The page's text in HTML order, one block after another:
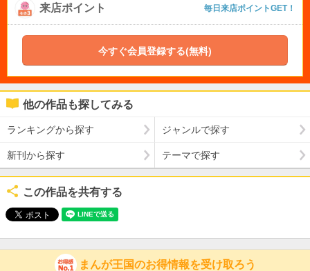
来店ポイント 毎日来店ポイントGET！
今すぐ会員登録する(無料)
他の作品も探してみる
ランキングから探す ジャンルで探す
新刊から探す テーマで探す
この作品を共有する
まんが王国のお得情報を受け取ろう